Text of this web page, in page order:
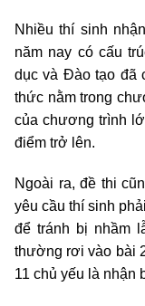
Nhiều thí sinh
năm nay có cấu
dục và Đào tạo đã
thức nằm trong
của chương trình
điểm trở lên.
Ngoài ra, đề thi
yêu cầu thí sinh
để tránh bị nhầm
thường rơi vào bài
11 chủ yếu là nhận